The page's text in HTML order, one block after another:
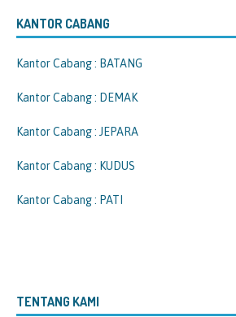
KANTOR CABANG
Kantor Cabang : BATANG
Kantor Cabang : DEMAK
Kantor Cabang : JEPARA
Kantor Cabang : KUDUS
Kantor Cabang : PATI
TENTANG KAMI